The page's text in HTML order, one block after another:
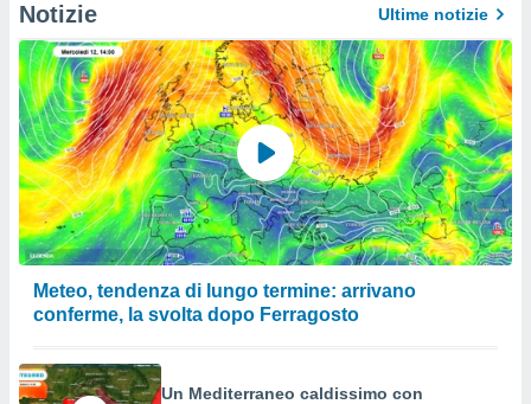
Notizie Ultime notizie
Meteo, tendenza di lungo termine: arrivano
conferme, la svolta dopo Ferragosto
Un Mediterraneo caldissimo con